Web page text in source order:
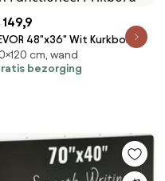
48"x36" Wit Kurkbord
Linnen Oppervlak - Stijlvol
Prikbord
cm, wand
bezorging